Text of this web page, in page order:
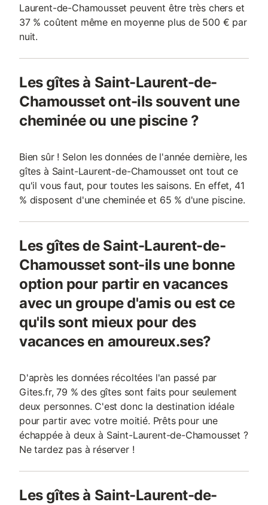
Laurent-de-Chamousset peuvent être très chers et
37 % coûtent même en moyenne plus de 500 € par
nuit.
Les gîtes à Saint-Laurent-de-
Chamousset ont-ils souvent une
cheminée ou une piscine ?
Bien sûr ! Selon les données de l'année dernière, les
gîtes à Saint-Laurent-de-Chamousset ont tout ce
qu'il vous faut, pour toutes les saisons. En effet, 41
% disposent d'une cheminée et 65 % d'une piscine.
Les gîtes de Saint-Laurent-de-
Chamousset sont-ils une bonne
option pour partir en vacances
avec un groupe d'amis ou est ce
qu'ils sont mieux pour des
vacances en amoureux.ses?
D'après les données récoltées l'an passé par
Gites.fr, 79 % des gîtes sont faits pour seulement
deux personnes. C'est donc la destination idéale
pour partir avec votre moitié. Prêts pour une
échappée à deux à Saint-Laurent-de-Chamousset ?
Ne tardez pas à réserver !
Les gîtes à Saint-Laurent-de-